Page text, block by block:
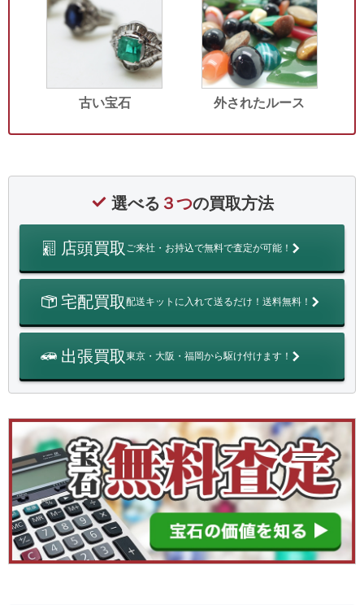
古い宝石 外されたルース
選べる ３つの買取方法
店頭買取 ご来社・お持込で無料で査定が可能！
宅配買取配送キットに入れて送るだけ！送料無料！
出張買取東京・大阪・福岡から駆け付けます！